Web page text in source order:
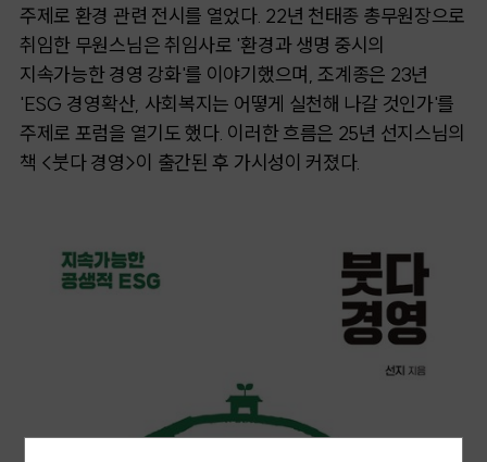
주제로 환경 관련 전시를 열었다. 22년 천태종 총무원장으로
취임한 무원스님은 취임사로 '환경과 생명 중시의
지속가능한 경영 강화'를 이야기했으며, 조계종은 23년
'ESG 경영확산, 사회복지는 어떻게 실천해 나갈 것인가'를
주제로 포럼을 열기도 했다. 이러한 흐름은 25년 선지스님의
책 <붓다 경영>이 출간된 후 가시성이 커졌다.